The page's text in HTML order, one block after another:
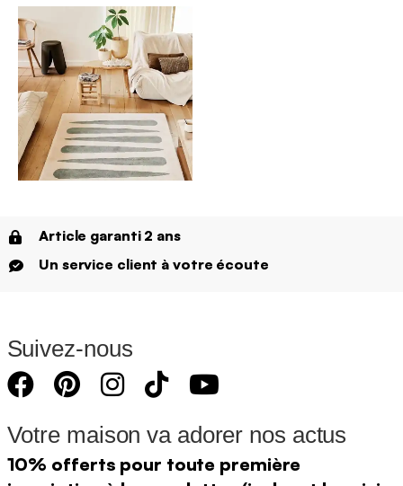
Article garanti 2 ans
Un service client à votre écoute
Suivez-nous
Votre maison va adorer nos actus
10% offerts pour toute première